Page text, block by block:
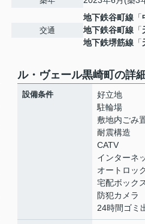
交通
地下鉄谷町線 「
地下鉄谷町線 「
地下鉄堺筋線 「
ル・ヴェール黒崎町の詳
設備条件
好立地
駐輪場
敷地内ごみ
耐震構造
CATV
インターネ
オートロッ
宅配ボック
防犯カメラ
24時間ゴミ